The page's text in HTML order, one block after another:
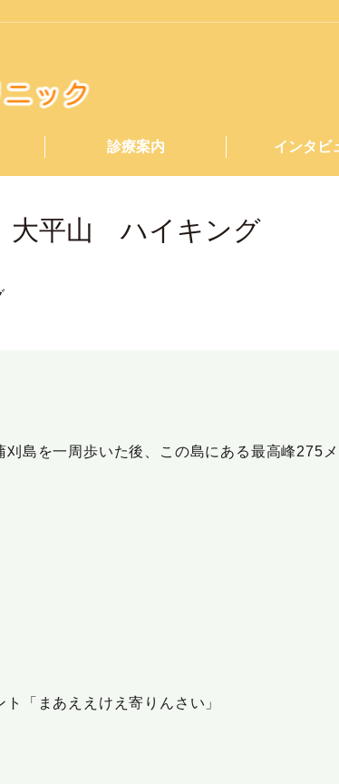
診療案内 インタビ
大平山 ハイキング
島を一周歩いた後、この島にある最高峰275
「まあええけえ寄りんさい」